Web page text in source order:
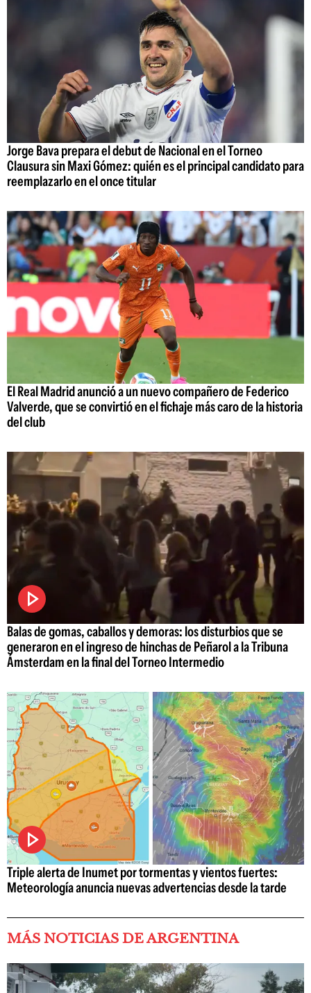
Jorge Bava prepara el debut de Nacional en el Torneo
Clausura sin Maxi Gómez: quién es el principal candidato para
reemplazarlo en el once titular
El Real Madrid anunció a un nuevo compañero de Federico
Valverde, que se convirtió en el fichaje más caro de la historia
del club
Balas de gomas, caballos y demoras: los disturbios que se
generaron en el ingreso de hinchas de Peñarol a la Tribuna
Ámsterdam en la final del Torneo Intermedio
Triple alerta de Inumet por tormentas y vientos fuertes:
Meteorología anuncia nuevas advertencias desde la tarde
MÁS NOTICIAS DE ARGENTINA